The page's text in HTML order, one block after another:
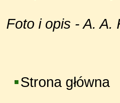
Foto i opis - A. A.
Strona główna